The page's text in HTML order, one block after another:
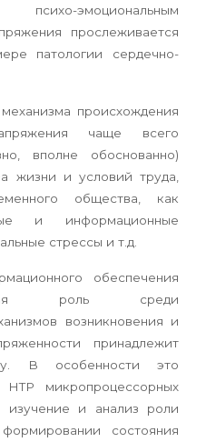
эмоциональным
прослеживается
патологии сердечно-
происхождения
чаще всего
вполне обоснованно)
жизни и условий труда,
общества, как
и информационные
стрессы и т.д.
обеспечения
роль среди
возникновения и
принадлежит
В особенности это
НТР микропроцессорных
изучение и анализ роли
состояния